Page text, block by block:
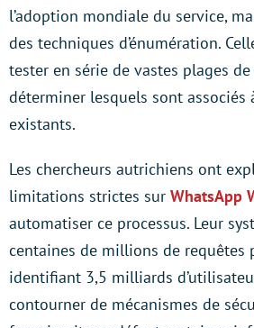
l’adoption mondiale du service,
des techniques d’énumération.
tester en série de vastes plages
déterminer lesquels sont associés
existants.
Les chercheurs autrichiens ont
limitations strictes sur WhatsApp
automatiser ce processus. Leur
centaines de millions de requêtes
identifiant 3,5 milliards
contourner de mécanismes de